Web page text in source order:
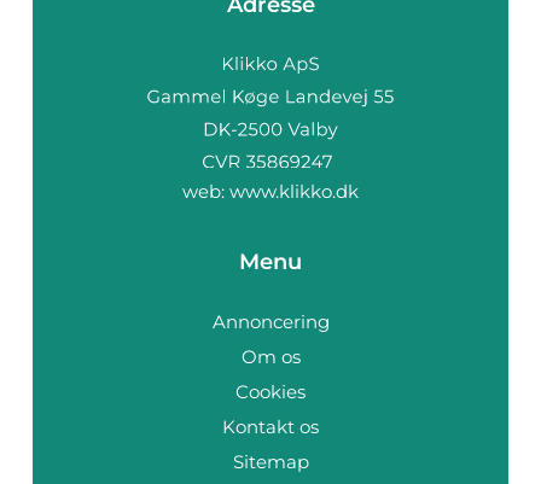
web: www.klikko.dk
Menu
Annoncering
Om os
Cookies
Kontakt os
Sitemap